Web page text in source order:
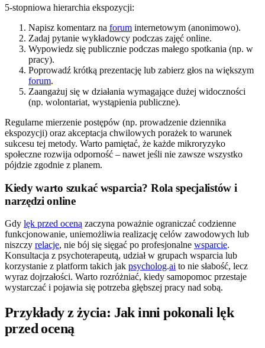
5-stopniowa hierarchia ekspozycji:
Napisz komentarz na forum internetowym (anonimowo).
Zadaj pytanie wykładowcy podczas zajęć online.
Wypowiedz się publicznie podczas małego spotkania (np. w
pracy).
Poprowadź krótką prezentację lub zabierz głos na większym
forum.
Zaangażuj się w działania wymagające dużej widoczności
(np. wolontariat, wystąpienia publiczne).
Regularne mierzenie postępów (np. prowadzenie dziennika
ekspozycji) oraz akceptacja chwilowych porażek to warunek
sukcesu tej metody. Warto pamiętać, że każde mikroryzyko
społeczne rozwija odporność – nawet jeśli nie zawsze wszystko
pójdzie zgodnie z planem.
Kiedy warto szukać wsparcia? Rola specjalistów i
narzędzi online
Gdy lęk przed oceną zaczyna poważnie ograniczać codzienne
funkcjonowanie, uniemożliwia realizację celów zawodowych lub
niszczy relacje, nie bój się sięgać po profesjonalne wsparcie.
Konsultacja z psychoterapeutą, udział w grupach wsparcia lub
korzystanie z platform takich jak psycholog.ai to nie słabość, lecz
wyraz dojrzałości. Warto rozróżniać, kiedy samopomoc przestaje
wystarczać i pojawia się potrzeba głębszej pracy nad sobą.
Przykłady z życia: Jak inni pokonali lęk
przed oceną